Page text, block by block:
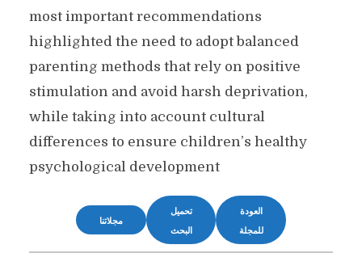
most important recommendations
highlighted the need to adopt balanced
parenting methods that rely on positive
stimulation and avoid harsh deprivation,
while taking into account cultural
differences to ensure children’s healthy
psychological development
العودة
للمجلة
تحميل
البحث
مجلاتنا